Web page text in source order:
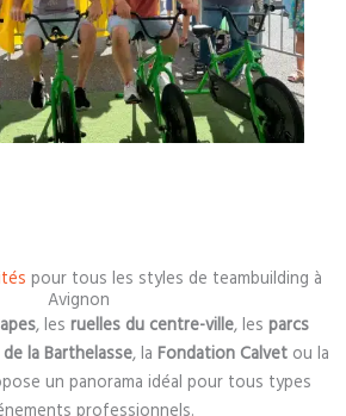
pour tous les styles de teambuilding à
Avignon
, les ruelles du centre-ville, les parcs
la Barthelasse, la Fondation Calvetou la
un panorama idéal pour tous types